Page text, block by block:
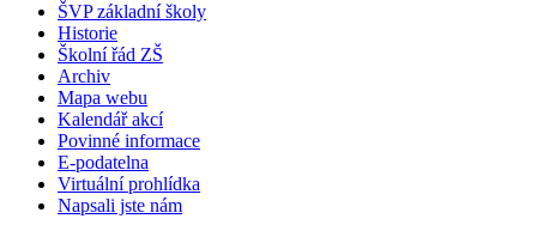
ŠVP základní školy
Historie
Školní řád ZŠ
Archiv
Mapa webu
Kalendář akcí
Povinné informace
E-podatelna
Virtuální prohlídka
Napsali jste nám